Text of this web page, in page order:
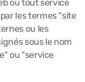
ou tout service
les termes "site
ou les
sous le nom
ou "service